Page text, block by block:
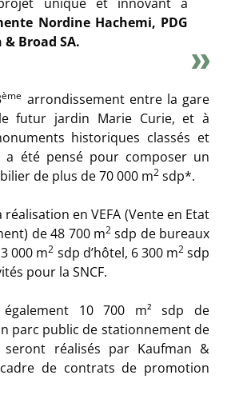
Nordine Hachemi, PDG
Broad SA.
ème arrondissement entre la gare
futur jardin Marie Curie, et à
historiques classés et
a été pensé pour composer un
de plus de 70 000 m2 sdp*.
en VEFA (Vente en Etat
de 48 700 m2sdp de bureaux
000 m2 sdp d’hôtel, 6 300 m2sdp
pour la SNCF.
10 700 m² sdp de
parc public de stationnement de
réalisés par Kaufman &
de contrats de promotion